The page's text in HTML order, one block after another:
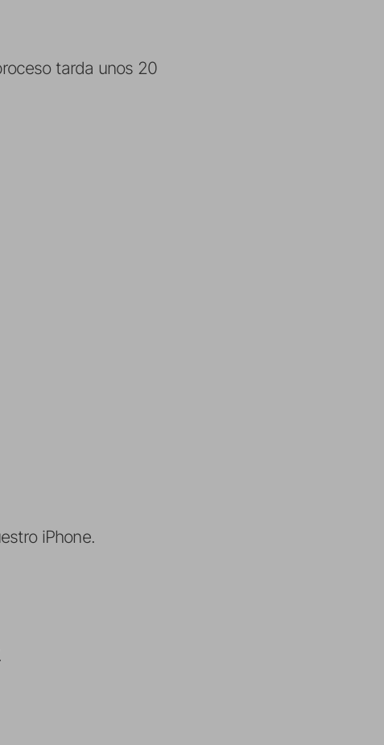
tarda unos 20
iPhone.